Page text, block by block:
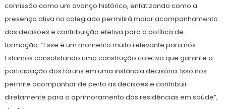
comissão como um avanço histórico, enfatizando como a
presença ativa no colegiado permitirá maior acompanhamento
das decisões e contribuição efetiva para a política de
formação. “Esse é um momento muito relevante para nós.
Estamos consolidando uma construção coletiva que garante a
participação dos fóruns em uma instância decisória. Isso nos
permite acompanhar de perto as decisões e contribuir
diretamente para o aprimoramento das residências em saúde”,